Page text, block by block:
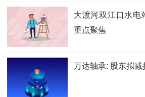
大渡河双江口水电
重点聚焦
万达轴承: 股东拟